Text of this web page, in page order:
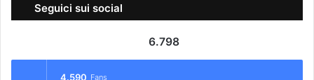
Seguici sui social
6.798
4.590 Fans